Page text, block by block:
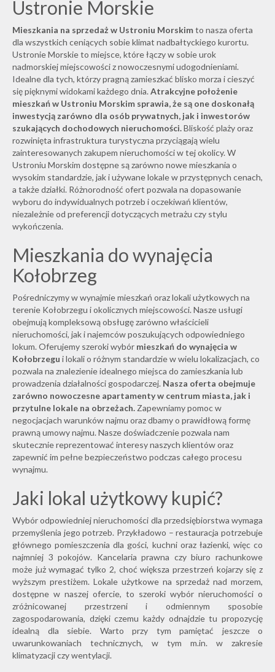
Ustronie Morskie
Mieszkania na sprzedaż w Ustroniu Morskimto nasza oferta
dla wszystkich ceniących sobie klimat nadbałtyckiego kurortu.
Ustronie Morskie to miejsce, które łączy w sobie urok
nadmorskiej miejscowości z nowoczesnymi udogodnieniami.
Idealne dla tych, którzy pragną zamieszkać blisko morza i cieszyć
się pięknymi widokami każdego dnia. Atrakcyjne położenie
mieszkań w Ustroniu Morskim sprawia, że są one doskonałą
inwestycją zarówno dla osób prywatnych, jak i inwestorów
szukających dochodowych nieruchomości.Bliskość plaży oraz
rozwinięta infrastruktura turystyczna przyciągają wielu
zainteresowanych zakupem nieruchomości w tej okolicy. W
Ustroniu Morskim dostępne są zarówno nowe mieszkania o
wysokim standardzie, jak i używane lokale w przystępnych cenach,
a takżedziałki. Różnorodność ofert pozwala na dopasowanie
wyboru do indywidualnych potrzeb i oczekiwań klientów,
niezależnie od preferencji dotyczących metrażu czy stylu
wykończenia.
Mieszkania do wynajęcia
Kołobrzeg
Pośredniczymy w wynajmie mieszkań oraz lokali użytkowych na
terenie Kołobrzegu i okolicznych miejscowości. Nasze usługi
obejmują kompleksową obsługę zarówno właścicieli
nieruchomości, jak i najemców poszukujących odpowiedniego
lokum. Oferujemy szeroki wybór mieszkań do wynajęcia w
Kołobrzegu i lokali o różnym standardzie w wielu lokalizacjach, co
pozwala na znalezienie idealnego miejsca do zamieszkania lub
prowadzenia działalności gospodarczej. Nasza oferta obejmuje
zarówno nowoczesne apartamenty w centrum miasta, jak i
przytulne lokale na obrzeżach. Zapewniamy pomoc w
negocjacjach warunków najmu oraz dbamy o prawidłową formę
prawną umowy najmu. Nasze doświadczenie pozwala nam
skutecznie reprezentować interesy naszych klientów oraz
zapewnić im pełne bezpieczeństwo podczas całego procesu
wynajmu.
Jaki lokal użytkowy kupić?
Wybór odpowiedniej nieruchomości dla przedsiębiorstwa wymaga
przemyślenia jego potrzeb. Przykładowo – restauracja potrzebuje
głównego pomieszczenia dla gości, kuchni oraz łazienki, więc co
najmniej 3 pokojów. Kancelaria prawna czy biuro rachunkowe
może już wymagać tylko 2, choć większa przestrzeń kojarzy się z
wyższym prestiżem. Lokale użytkowe na sprzedaż nad morzem,
dostępne w naszej ofercie, to szeroki wybór nieruchomości o
zróżnicowanej przestrzeni i odmiennym sposobie
zagospodarowania, dzięki czemu każdy odnajdzie tu propozycję
idealną dla siebie. Warto przy tym pamiętać jeszcze o
uwarunkowaniach technicznych, w tym m.in. w zakresie
klimatyzacji czy wentylacji.